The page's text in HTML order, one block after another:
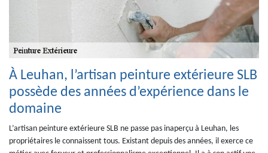
À Leuhan, l’artisan peinture extérieure SLB
possède des années d’expérience dans le
domaine
L’artisan peinture extérieure SLB ne passe pas inaperçu à Leuhan, les
propriétaires le connaissent tous. Existant depuis des années, il exerce ce